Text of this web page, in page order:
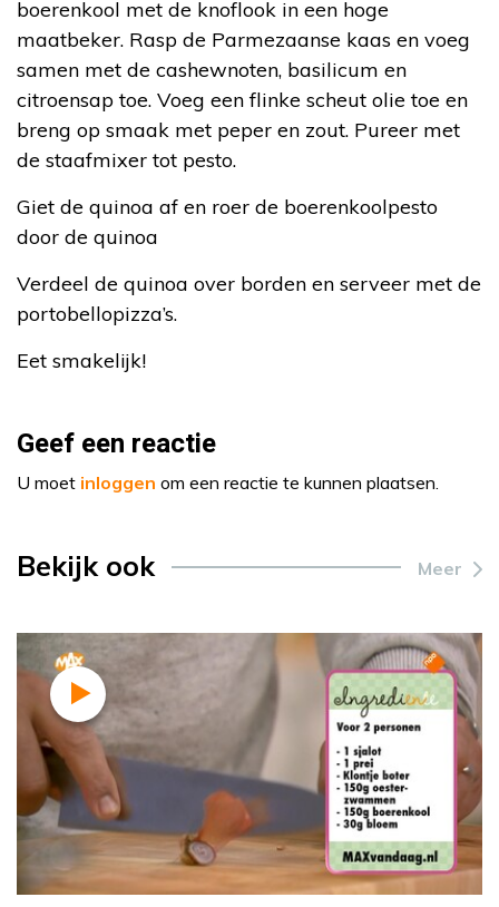
boerenkool met de knoflook in een hoge
maatbeker. Rasp de Parmezaanse kaas en voeg
samen met de cashewnoten, basilicum en
citroensap toe. Voeg een flinke scheut olie toe en
breng op smaak met peper en zout. Pureer met
de staafmixer tot pesto.
Giet de quinoa af en roer de boerenkoolpesto
door de quinoa
Verdeel de quinoa over borden en serveer met de
portobellopizza’s.
Eet smakelijk!
Geef een reactie
U moet inloggen om een reactie te kunnen plaatsen.
Bekijk ook Meer